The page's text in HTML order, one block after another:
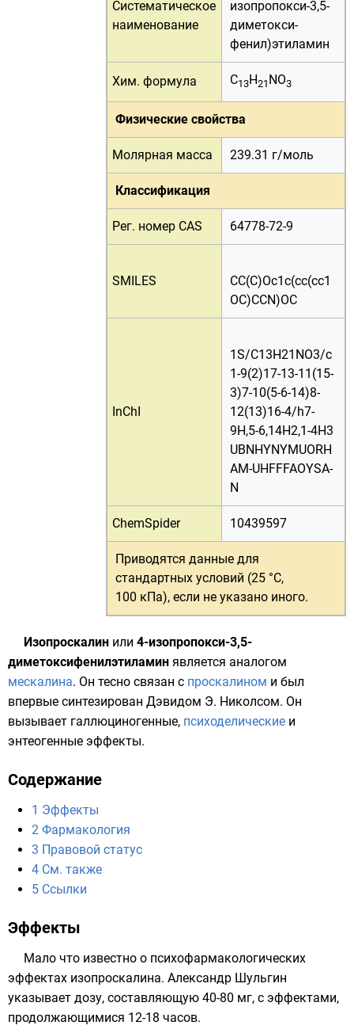
Систематическое
наименование
изопропокси-3,5-
диметокси-
фенил)этиламин
Хим. формула C13H21 NO3
Физические свойства
Молярная масса 239.31 г/моль
Классификация
Рег. номер CAS 64778-72-9
SMILES
CC(C)Oc1c(cc(cc1
OC)CCN)OC
InChI
1S/C13H21NO3/c
1-9(2)17-13-11(15-
3)7-10(5-6-14)8-
12(13)16-4/h7-
9H,5-6,14H2,1-4H3
UBNHYNYMUORH
AM-UHFFFAOYSA-
N
ChemSpider 10439597
Приводятся данные для
стандартных условий (25 °C,
100 кПа), если не указано иного.
Изопроскалин или 4-изопропокси-3,5-
диметоксифенилэтиламин является аналогом
мескалина. Он тесно связан с проскалином и был
впервые синтезирован Дэвидом Э. Николсом. Он
вызывает галлюциногенные, психоделические и
энтеогенные эффекты.
Содержание
1 Эффекты
2 Фармакология
3 Правовой статус
4 См. также
5 Ссылки
Эффекты
Мало что известно о психофармакологических
эффектах изопроскалина. Александр Шульгин
указывает дозу, составляющую 40-80 мг, с эффектами,
продолжающимися 12-18 часов.